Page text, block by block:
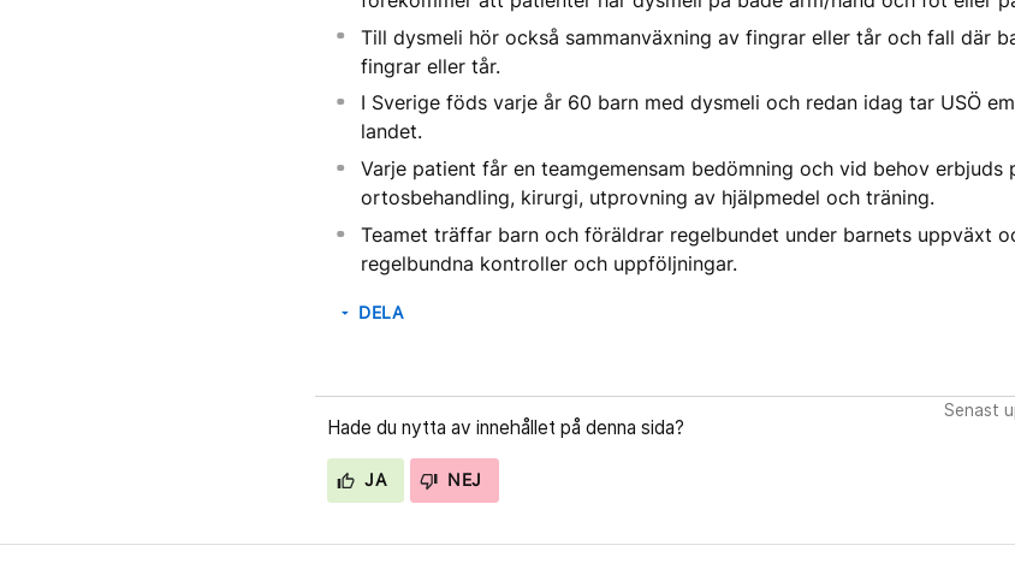
Till dysmeli hör också sammanväxning av fingrar eller tår och fall där
fingrar eller tår.
I Sverige föds varje år 60 barn med dysmeli och redan idag tar USÖ
landet.
Varje patient får en teamgemensam bedömning och vid behov erbjuds
ortosbehandling, kirurgi, utprovning av hjälpmedel och träning.
Teamet träffar barn och föräldrar regelbundet under barnets uppväxt
regelbundna kontroller och uppföljningar.
arrow_drop_down DELA
Hade du nytta av innehållet på denna sida?
JA NEJ
Senast